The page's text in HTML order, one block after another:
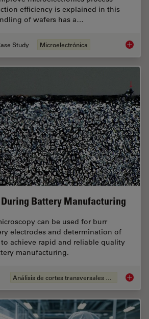
efficiency is explained in this
of wafers has a…
Study Microelectrónica Safe
Battery Manufacturing
can be used for burr
electrodes and determination of
achieve rapid and reliable quality
manufacturing.
Análisis de cortes transversales para la microelectrónica Burr